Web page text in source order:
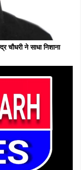
चौधरी ने साधा निशाना